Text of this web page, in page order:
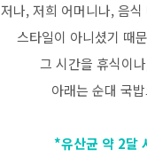
저나, 저희 어머니나, 음
스타일이 아니셨기 때
그 시간을 휴식이
아래는 순대 국
*유산균 약 2달